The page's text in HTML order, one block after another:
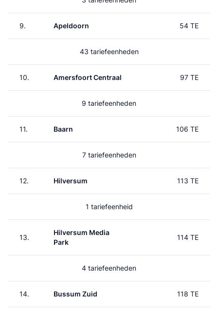
9. Apeldoorn 54 TE
43 tariefeenheden
10. Amersfoort Centraal 97 TE
9 tariefeenheden
11. Baarn 106 TE
7 tariefeenheden
12. Hilversum 113 TE
1 tariefeenheid
13.
Hilversum Media
Park
114 TE
4 tariefeenheden
14. Bussum Zuid 118 TE